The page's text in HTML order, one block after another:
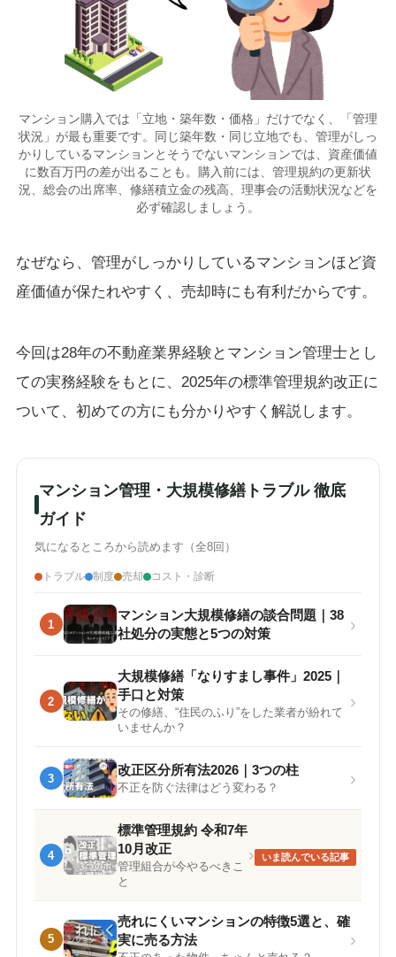
マンション購入では「立地・築年数・価格」だけでなく、「管理
状況」が最も重要です。同じ築年数・同じ立地でも、管理がしっ
かりしているマンションとそうでないマンションでは、資産価値
に数百万円の差が出ることも。購入前には、管理規約の更新状
況、総会の出席率、修繕積立金の残高、理事会の活動状況などを
必ず確認しましょう。
なぜなら、管理がしっかりしているマンションほど資
産価値が保たれやすく、売却時にも有利だからです。
今回は28年の不動産業界経験とマンション管理士とし
ての実務経験をもとに、2025年の標準管理規約改正に
ついて、初めての方にも分かりやすく解説します。
マンション管理・大規模修繕トラブル 徹底
ガイド
気になるところから読めます（全8回）
トラブル 制度 売却 コスト・診断
1
マンション大規模修繕の談合問題｜38
社処分の実態と5つの対策
›
2
大規模修繕「なりすまし事件」2025｜
手口と対策
その修繕、“住民のふり”をした業者が紛れて
いませんか？
›
3
改正区分所有法2026｜3つの柱
不正を防ぐ法律はどう変わる？ ›
4
標準管理規約 令和7年
10月改正
管理組合が今やるべきこ
と
›
5
売れにくいマンションの特徴5選と、確
実に売る方法
›